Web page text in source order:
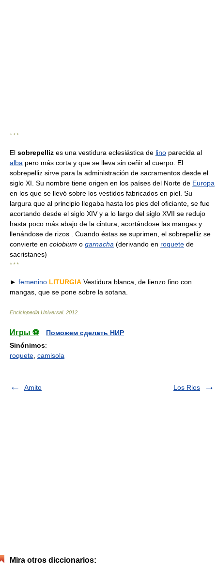
* * *
El sobrepelliz es una vestidura eclesiástica de lino parecida al
alba pero más corta y que se lleva sin ceñir al cuerpo. El
sobrepelliz sirve para la administración de sacramentos desde el
siglo XI. Su nombre tiene origen en los países del Norte de Europa
en los que se llevó sobre los vestidos fabricados en piel. Su
largura que al principio llegaba hasta los pies del oficiante, se fue
acortando desde el siglo XIV y a lo largo del siglo XVII se redujo
hasta poco más abajo de la cintura, acortándose las mangas y
llenándose de rizos . Cuando éstas se suprimen, el sobrepelliz se
convierte en colobium o garnacha (derivando en roquete de
sacristanes)
* * *
► femenino LITURGIA Vestidura blanca, de lienzo fino con
mangas, que se pone sobre la sotana.
Enciclopedia Universal. 2012
Игры ⚽
Поможем сделать НИР
Sinónimos:
roquete camisola
Amito Los Rios
Mira otros diccionarios: